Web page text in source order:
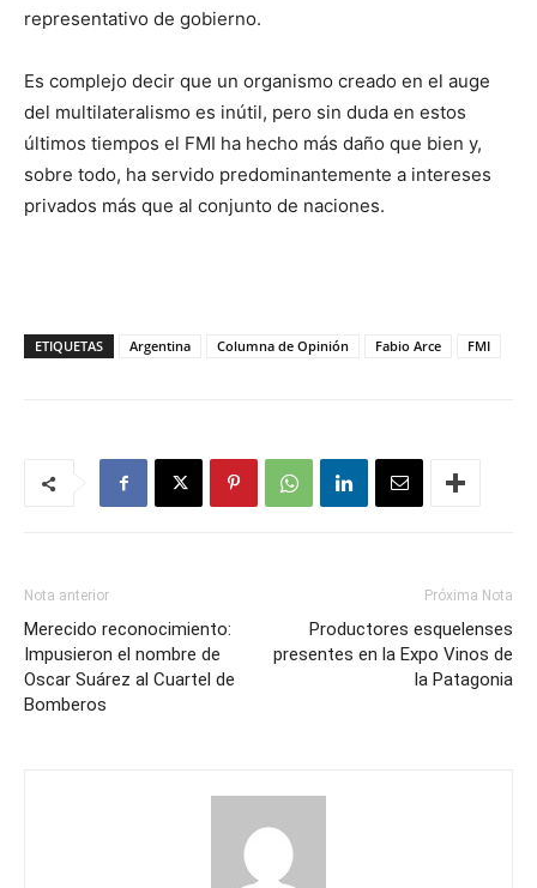
representativo de gobierno.
Es complejo decir que un organismo creado en el auge
del multilateralismo es inútil, pero sin duda en estos
últimos tiempos el FMI ha hecho más daño que bien y,
sobre todo, ha servido predominantemente a intereses
privados más que al conjunto de naciones.
ETIQUETAS Argentina Columna de Opinión Fabio Arce FMI
Nota anterior
Merecido reconocimiento:
Impusieron el nombre de
Oscar Suárez al Cuartel de
Bomberos
Próxima Nota
Productores esquelenses
presentes en la Expo Vinos de
la Patagonia